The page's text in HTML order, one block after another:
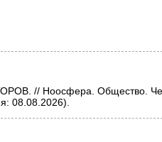
// Ноосфера. Общество.
08.08.2026).